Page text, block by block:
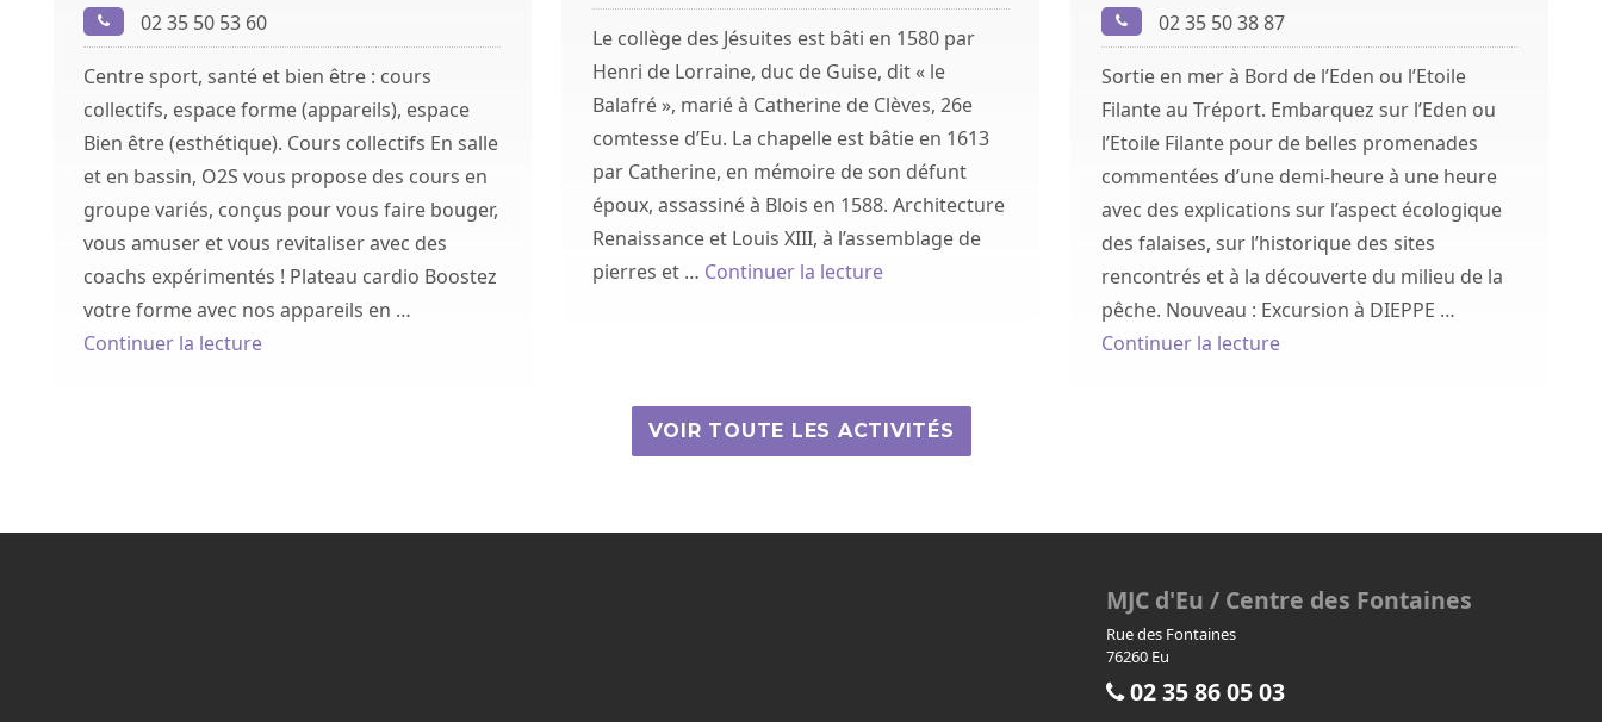
02 35 50 53 60
Centre sport, santé et bien être : cours
collectifs, espace forme (appareils), espace
Bien être (esthétique). Cours collectifs En salle
et en bassin, O2S vous propose des cours en
groupe variés, conçus pour vous faire bouger,
vous amuser et vous revitaliser avec des
coachs expérimentés ! Plateau cardio Boostez
votre forme avec nos appareils en …
Continuer la lecturede « O2S Sport, Santé, Bien-être »
Le collège des Jésuites est bâti en 1580 par
Henri de Lorraine, duc de Guise, dit « le
Balafré », marié à Catherine de Clèves, 26e
comtesse d’Eu. La chapelle est bâtie en 1613
par Catherine, en mémoire de son défunt
époux, assassiné à Blois en 1588. Architecture
Renaissance et Louis XIII, à l’assemblage de
pierres et … Continuer la lecturede « La Chapelle du Collège des Jésuites »
02 35 50 38 87
Sortie en mer à Bord de l’Eden ou l’Etoile
Filante au Tréport. Embarquez sur l’Eden ou
l’Etoile Filante pour de belles promenades
commentées d’une demi-heure à une heure
avec des explications sur l’aspect écologique
des falaises, sur l’historique des sites
rencontrés et à la découverte du milieu de la
pêche. Nouveau : Excursion à DIEPPE …
Continuer la lecturede « Sortie en mer au Tréport »
VOIR TOUTE LES ACTIVITÉS
MJC d'Eu / Centre des Fontaines
Rue des Fontaines
76260 Eu
02 35 86 05 03